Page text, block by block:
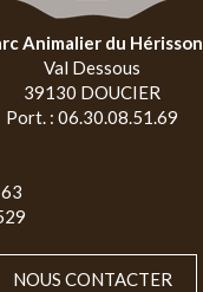
Animalier du Hérisson
Val Dessous
39130 DOUCIER
Port. : 06.30.08.51.69
NOUS CONTACTER